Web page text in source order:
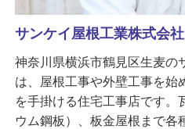
サンケイ屋根工業株式会社
神奈川県横浜市鶴見区生麦の
は、屋根工事や外壁工事を始
を手掛ける住宅工事店です。
ウム鋼板）、板金屋根まで各